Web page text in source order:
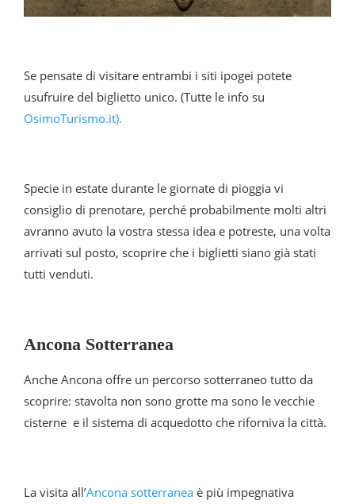
Se pensate di visitare entrambi i siti ipogei potete
usufruire del biglietto unico. (Tutte le info su
OsimoTurismo.it).
Specie in estate durante le giornate di pioggia vi
consiglio di prenotare, perché probabilmente molti altri
avranno avuto la vostra stessa idea e potreste, una volta
arrivati sul posto, scoprire che i biglietti siano già stati
tutti venduti.
Ancona Sotterranea
Anche Ancona offre un percorso sotterraneo tutto da
scoprire: stavolta non sono grotte ma sono le vecchie
cisterne e il sistema di acquedotto che riforniva la città.
La visita all’Ancona sotterranea è più impegnativa